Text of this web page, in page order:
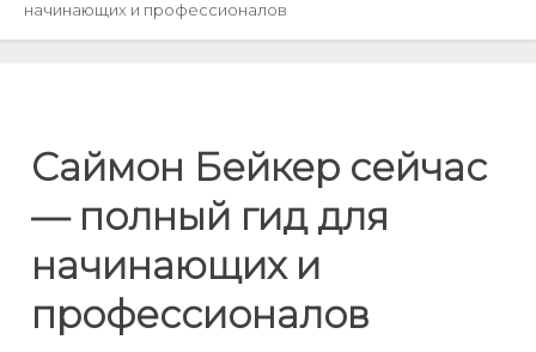
начинающих и профессионалов
Саймон Бейкер сейчас
— полный гид для
начинающих и
профессионалов